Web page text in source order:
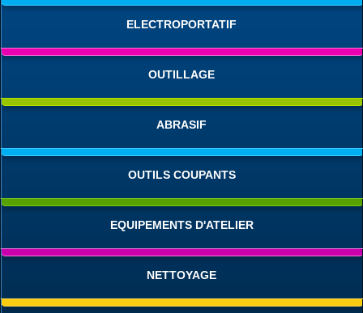
ELECTROPORTATIF
OUTILLAGE
ABRASIF
OUTILS COUPANTS
EQUIPEMENTS D'ATELIER
NETTOYAGE